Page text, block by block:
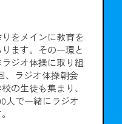
をメインに教育を
ます。その一環と
ジオ体操に取り組
、ラジオ体操朝会
の生徒も集まり、
人で一緒にラジオ